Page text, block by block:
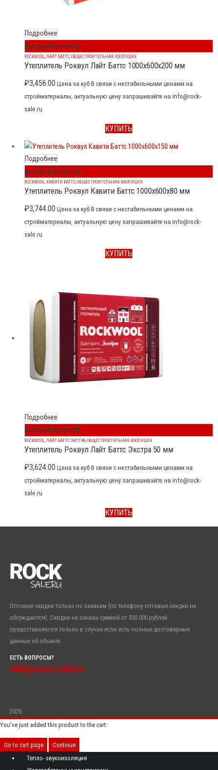
Подробнее
Быстрый просмотр
ROCKWOOL ЛАЙТ БАТТС ОБЩЕСТРОИТЕЛЬНАЯ ИЗОЛЯЦИЯ
Утеплитель Роквул Лайт Баттс 1000x600x200 мм
₽3,456.00 Цена за куб В связи с нестабильными ценами на
стройматериалы, актуальную цену запрашивайте на info@rock-
sale.ru
КУПИТЬ
Подробнее
Быстрый просмотр
ROCKWOOL КАВИТИ БАТТС ОБЩЕСТРОИТЕЛЬНАЯ ИЗОЛЯЦИЯ
Утеплитель Роквул Кавити Баттс 1000x600x80 мм
₽3,744.00 Цена за куб В связи с нестабильными ценами на
стройматериалы, актуальную цену запрашивайте на info@rock-
sale.ru
КУПИТЬ
Подробнее
Быстрый просмотр
ROCKWOOL,ЛАЙТ БАТТС ЭКСТРА,ОБЩЕСТРОИТЕЛЬНАЯ ИЗОЛЯЦИЯ
Утеплитель Роквул Лайт Баттс Экстра 50 мм
₽3,624.00 Цена за куб В связи с нестабильными ценами на
стройматериалы, актуальную цену запрашивайте на info@rock-
sale.ru
КУПИТЬ
Оптовые скидки только по заявкам (по телефону оптовые скидки не
обсуждаются). Скидки на заказы суммой от 500 000 рублей
предоставляются только в случае если есть полные достоверные
данные об объекте.
ЕСТЬ ВОПРОСЫ?
info@rock-sale.ru
2020
You've just added this product to the cart:
Go to cart page
Continue
Тепло- звукоизоляция